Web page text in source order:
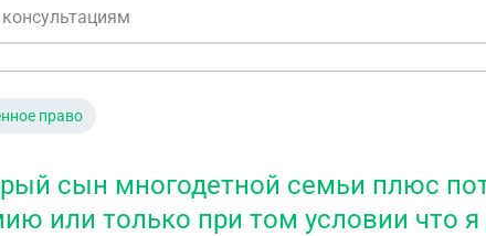
право
сын многодетной семьи плюс
или только при том условии что